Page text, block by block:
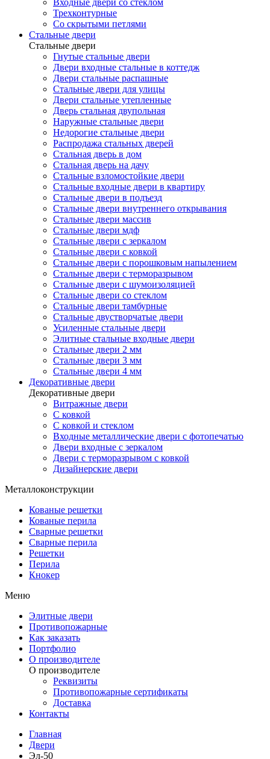
Входные двери со стеклом
Трехконтурные
Со скрытыми петлями
Стальные двери
Стальные двери
Гнутые стальные двери
Двери входные стальные в коттедж
Двери стальные распашные
Стальные двери для улицы
Двери стальные утепленные
Дверь стальная двупольная
Наружные стальные двери
Недорогие стальные двери
Распродажа стальных дверей
Стальная дверь в дом
Стальная дверь на дачу
Стальные взломостойкие двери
Стальные входные двери в квартиру
Стальные двери в подъезд
Стальные двери внутреннего открывания
Стальные двери массив
Стальные двери мдф
Стальные двери с зеркалом
Стальные двери с ковкой
Стальные двери с порошковым напылением
Стальные двери с терморазрывом
Стальные двери с шумоизоляцией
Стальные двери со стеклом
Стальные двери тамбурные
Стальные двустворчатые двери
Усиленные стальные двери
Элитные стальные входные двери
Стальные двери 2 мм
Стальные двери 3 мм
Стальные двери 4 мм
Декоративные двери
Декоративные двери
Витражные двери
С ковкой
С ковкой и стеклом
Входные металлические двери с фотопечатью
Двери входные с зеркалом
Двери с терморазрывом с ковкой
Дизайнерские двери
Металлоконструкции
Кованые решетки
Кованые перила
Сварные решетки
Сварные перила
Решетки
Перила
Кнокер
Меню
Элитные двери
Противопожарные
Как заказать
Портфолио
О производителе
О производителе
Реквизиты
Противопожарные сертификаты
Доставка
Контакты
Главная
Двери
Эл-50